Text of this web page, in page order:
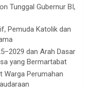
Tunggal Gubernur BI,
Pemuda Katolik dan
dan Arah Dasar
yang Bermartabat
Warga Perumahan